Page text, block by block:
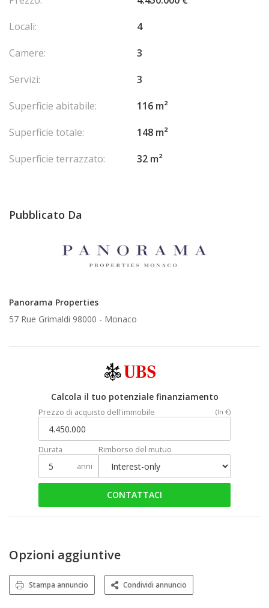
Locali:
4
Camere:
3
Servizi:
3
Superficie abitabile:
116 m²
Superficie totale:
148 m²
Superficie terrazzato:
32 m²
Pubblicato Da
Panorama Properties
57 Rue Grimaldi 98000 - Monaco
Calcola il tuo potenziale finanziamento
Prezzo di acquisto dell'immobile (In €)
Durata
anni
Rimborso del mutuo
CONTATTACI
Opzioni aggiuntive
Stampa annuncio Condividi annuncio